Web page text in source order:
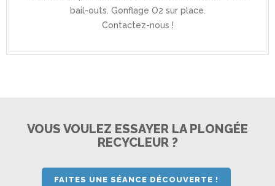
bail-outs. Gonflage O2 sur place.
Contactez-nous !
VOUS VOULEZ ESSAYER LA PLONGÉE
RECYCLEUR ?
FAITES UNE SÉANCE DÉCOUVERTE !